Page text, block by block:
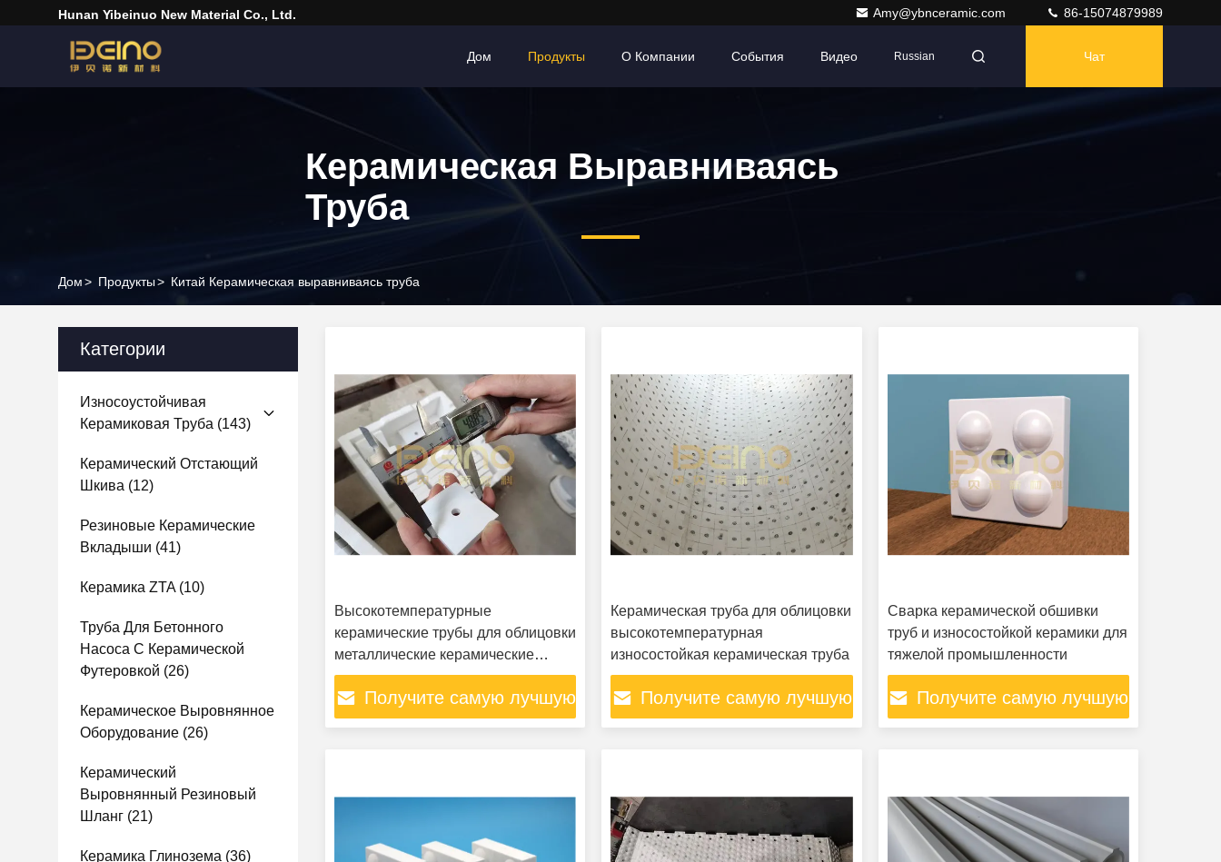
Hunan Yibeinuo New Material Co., Ltd. Amy@ybnceramic.com 86-15074879989
Дом Продукты О Компании События Видео Russian Чат
Керамическая Выравниваясь
Труба
Дом> Продукты> Китай Керамическая выравниваясь труба
Категории
Износоустойчивая
Керамиковая Труба (143)
Керамический Отстающий
Шкива (12)
Резиновые Керамические
Вкладыши (41)
Керамика ZTA(10)
Труба Для Бетонного
Насоса С Керамической
Футеровкой (26)
Керамическое Выровнянное
Оборудование (26)
Керамический
Выровнянный Резиновый
Шланг (21)
Керамика Глинозема (36)
Высокотемпературные
керамические трубы для облицовки
металлические керамические
трубы
Получите самую лучшую
Керамическая труба для облицовки
высокотемпературная
износостойкая керамическая труба
Получите самую лучшую
Сварка керамической обшивки
труб и износостойкой керамики для
тяжелой промышленности
Получите самую лучшую